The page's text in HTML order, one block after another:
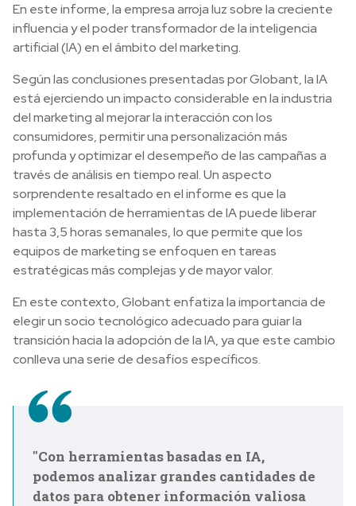
En este informe, la empresa arroja luz sobre la creciente
influencia y el poder transformador de la inteligencia
artificial (IA) en el ámbito del marketing.
Según las conclusiones presentadas por Globant, la IA
está ejerciendo un impacto considerable en la industria
del marketing al mejorar la interacción con los
consumidores, permitir una personalización más
profunda y optimizar el desempeño de las campañas a
través de análisis en tiempo real. Un aspecto
sorprendente resaltado en el informe es que la
implementación de herramientas de IA puede liberar
hasta 3,5 horas semanales, lo que permite que los
equipos de marketing se enfoquen en tareas
estratégicas más complejas y de mayor valor.
En este contexto, Globant enfatiza la importancia de
elegir un socio tecnológico adecuado para guiar la
transición hacia la adopción de la IA, ya que este cambio
conlleva una serie de desafíos específicos.
"Con herramientas basadas en IA,
podemos analizar grandes cantidades de
datos para obtener información valiosa